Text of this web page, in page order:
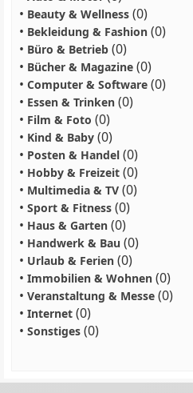
• Beauty & Wellness(0)
• Bekleidung & Fashion(0)
• Büro & Betrieb(0)
• Bücher & Magazine(0)
• Computer & Software(0)
• Essen & Trinken(0)
• Film & Foto (0)
• Kind & Baby(0)
• Posten & Handel(0)
• Hobby & Freizeit(0)
• Multimedia & TV(0)
• Sport & Fitness(0)
• Haus & Garten(0)
• Handwerk & Bau (0)
• Urlaub & Ferien(0)
• Immobilien & Wohnen(0)
• Veranstaltung & Messe(0)
• Internet(0)
• Sonstiges(0)